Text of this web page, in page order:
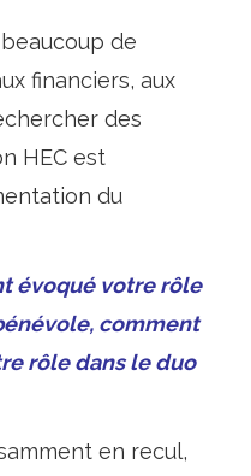
beaucoup de
financiers, aux
des
HEC est
du
évoqué votre rôle
comment
rôle dans le duo
en recul,